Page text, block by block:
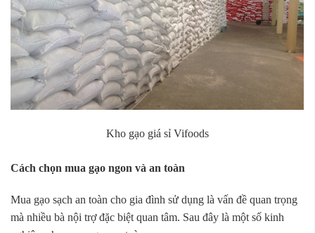
Kho gạo giá sỉ Vifoods
Cách chọn mua gạo ngon và an toàn
Mua gạo sạch an toàn cho gia đình sử dụng là vấn đề quan trọng
mà nhiều bà nội trợ đặc biệt quan tâm. Sau đây là một số kinh